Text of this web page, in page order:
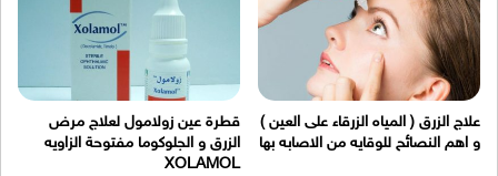
علاج الزرق ( المياه الزرقاء على العين )
و اهم النصائح للوقايه من الاصابه بها
قطرة عين زولامول لعلاج مرض
الزرق و الجلوكوما مفتوحة الزاويه
XOLAMOL